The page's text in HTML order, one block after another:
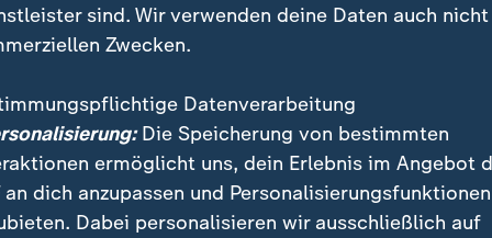
sind. Wir verwenden deine Daten auch nicht
Zwecken.
Datenverarbeitung
Die Speicherung von bestimmten
ermöglicht uns, dein Erlebnis im Angebot
an dich anzupassen und Personalisierungsfunktionen
Dabei personalisieren wir ausschließlich auf